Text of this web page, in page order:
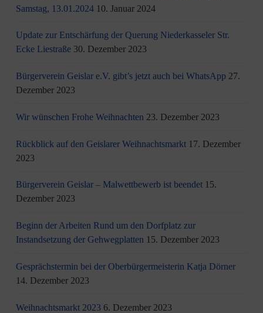
Samstag, 13.01.2024 10. Januar 2024
Update zur Entschärfung der Querung Niederkasseler Str.
Ecke Liestraße 30. Dezember 2023
Bürgerverein Geislar e.V. gibt’s jetzt auch bei WhatsApp 27.
Dezember 2023
Wir wünschen Frohe Weihnachten 23. Dezember 2023
Rückblick auf den Geislarer Weihnachtsmarkt 17. Dezember
2023
Bürgerverein Geislar – Malwettbewerb ist beendet 15.
Dezember 2023
Beginn der Arbeiten Rund um den Dorfplatz zur
Instandsetzung der Gehwegplatten 15. Dezember 2023
Gesprächstermin bei der Oberbürgermeisterin Katja Dörner
14. Dezember 2023
Weihnachtsmarkt 2023 6. Dezember 2023